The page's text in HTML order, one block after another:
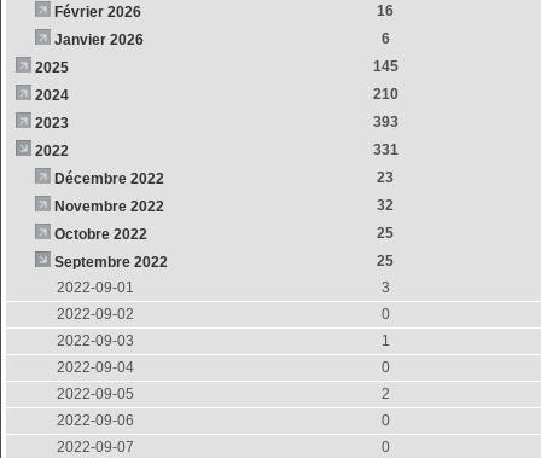
Février 2026
16
Janvier 2026
6
2025
145
2024
210
2023
393
2022
331
Décembre 2022
23
Novembre 2022
32
Octobre 2022
25
Septembre 2022
25
2022-09-01
3
2022-09-02
0
2022-09-03
1
2022-09-04
0
2022-09-05
2
2022-09-06
0
2022-09-07
0